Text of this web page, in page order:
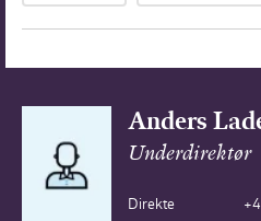
Anders
Underdirektør
Direkte